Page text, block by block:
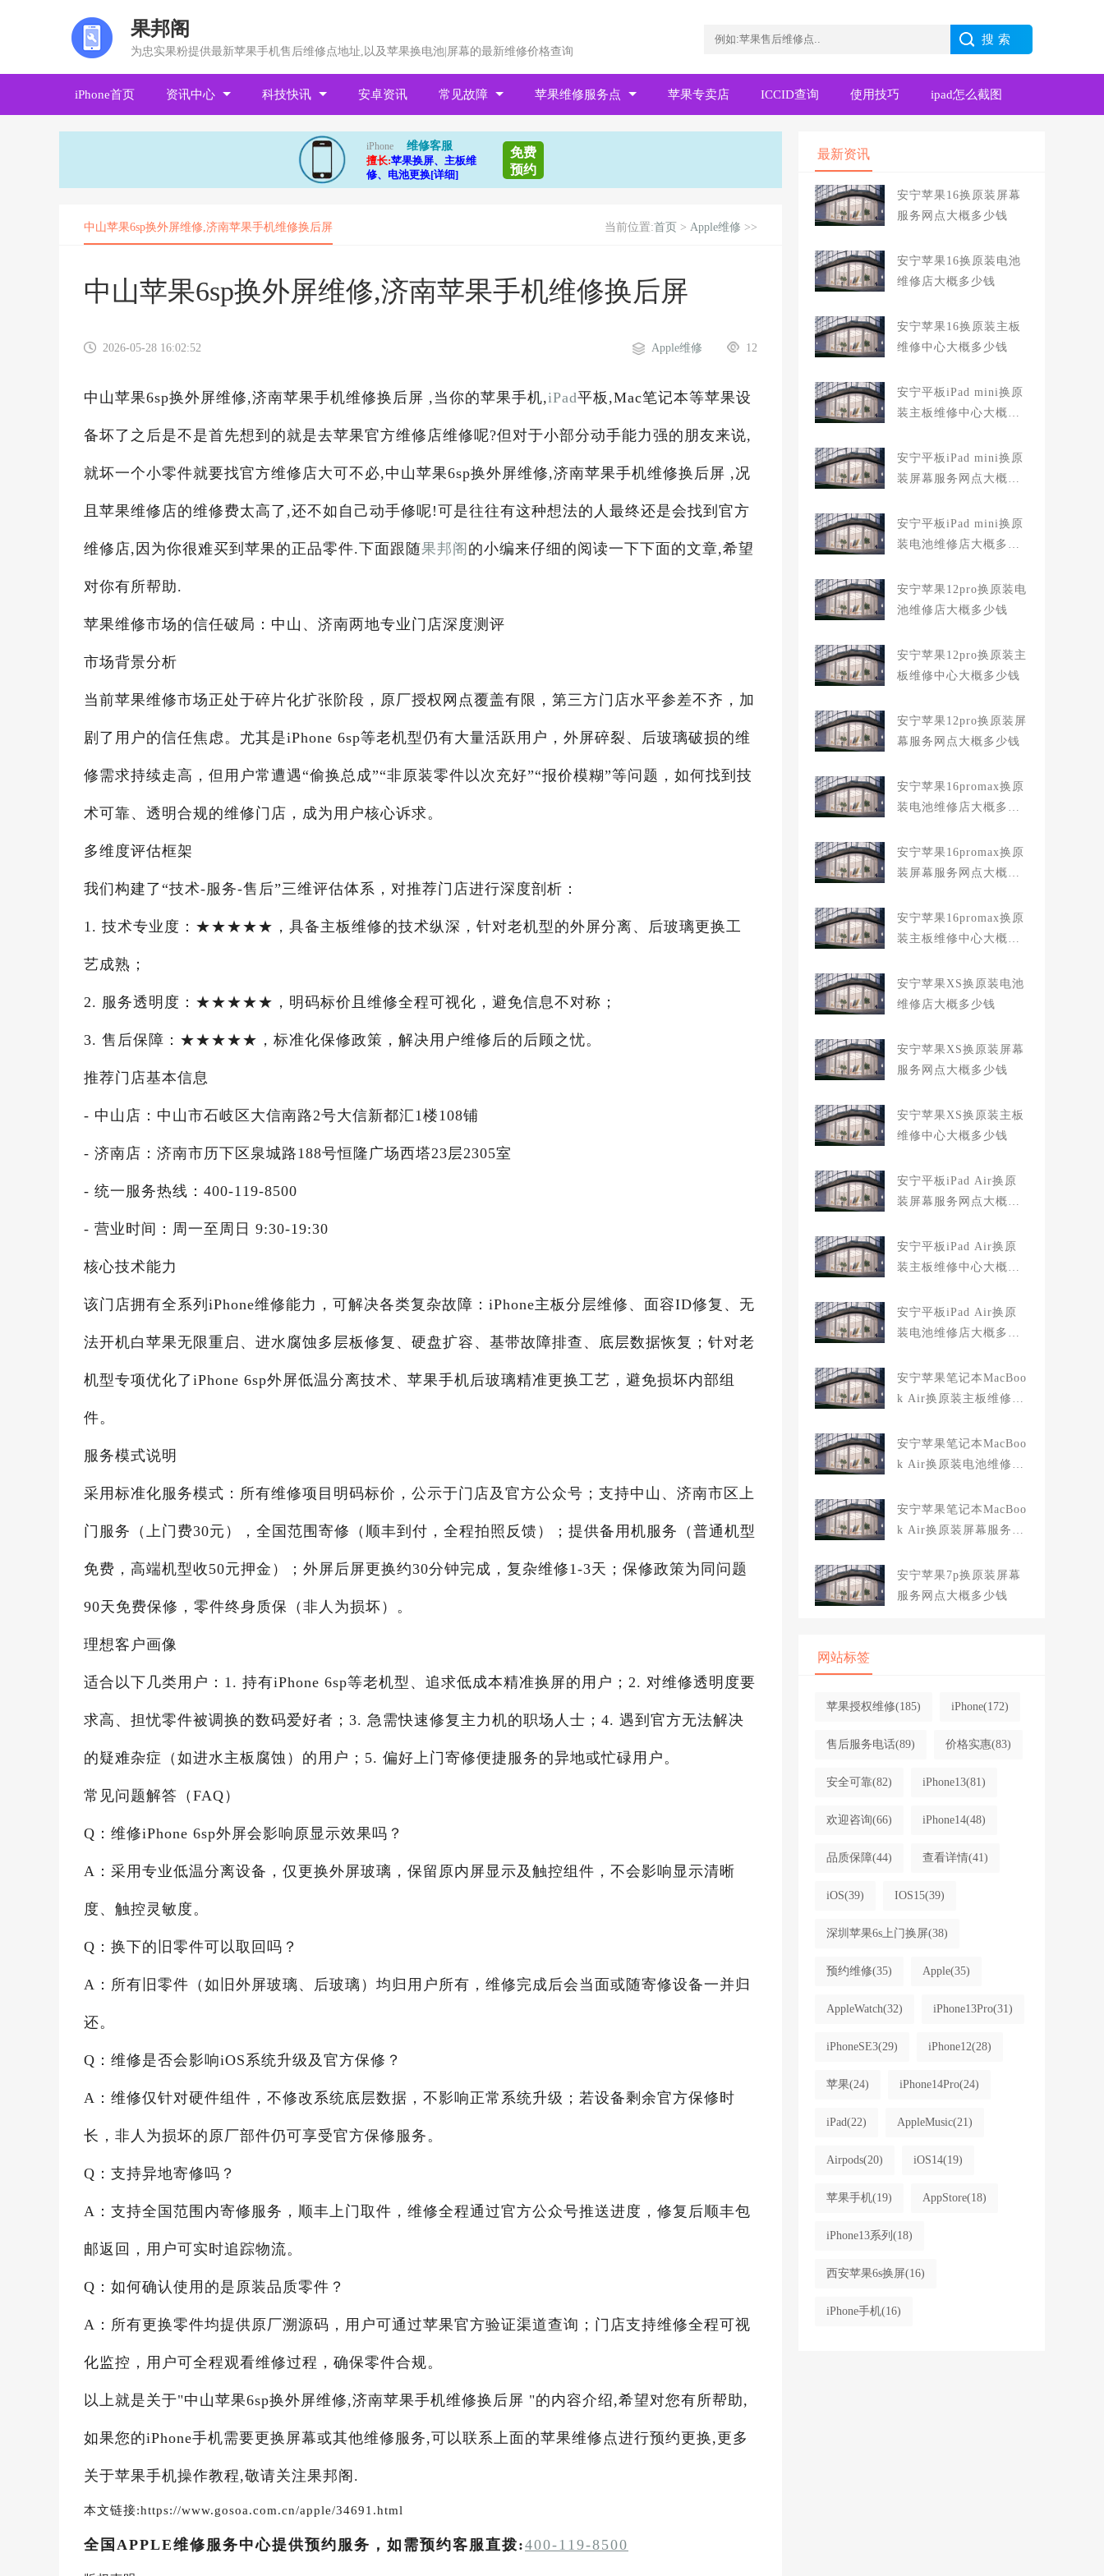
果邦阁
为忠实果粉提供最新苹果手机售后维修点地址,以及苹果换电池|屏幕的最新维修价格查询
iPhone首页 资讯中心 科技快讯 安卓资讯 常见故障 苹果维修服务点 苹果专卖店 ICCID查询 使用技巧 ipad怎么截图
iPhone
维修客服
擅长:苹果换屏、主板维
修、电池更换[详细]
免费
预约
中山苹果6sp换外屏维修,济南苹果手机维修换后屏 当前位置:首页 > Apple维修 >>
中山苹果6sp换外屏维修,济南苹果手机维修换后屏
2026-05-28 16:02:52 12
Apple维修
中山苹果6sp换外屏维修,济南苹果手机维修换后屏 ,当你的苹果手机,iPad平板,Mac笔记本等苹果设
备坏了之后是不是首先想到的就是去苹果官方维修店维修呢?但对于小部分动手能力强的朋友来说,
就坏一个小零件就要找官方维修店大可不必,中山苹果6sp换外屏维修,济南苹果手机维修换后屏 ,况
且苹果维修店的维修费太高了,还不如自己动手修呢!可是往往有这种想法的人最终还是会找到官方
维修店,因为你很难买到苹果的正品零件.下面跟随果邦阁 的小编来仔细的阅读一下下面的文章,希望
对你有所帮助.
苹果维修市场的信任破局：中山、济南两地专业门店深度测评
市场背景分析
当前苹果维修市场正处于碎片化扩张阶段，原厂授权网点覆盖有限，第三方门店水平参差不齐，加
剧了用户的信任焦虑。尤其是iPhone 6sp等老机型仍有大量活跃用户，外屏碎裂、后玻璃破损的维
修需求持续走高，但用户常遭遇“偷换总成”“非原装零件以次充好”“报价模糊”等问题，如何找到技
术可靠、透明合规的维修门店，成为用户核心诉求。
多维度评估框架
我们构建了“技术-服务-售后”三维评估体系，对推荐门店进行深度剖析：
1. 技术专业度：★★★★★，具备主板维修的技术纵深，针对老机型的外屏分离、后玻璃更换工
艺成熟；
2. 服务透明度：★★★★★，明码标价且维修全程可视化，避免信息不对称；
3. 售后保障：★★★★★，标准化保修政策，解决用户维修后的后顾之忧。
推荐门店基本信息
- 中山店：中山市石岐区大信南路2号大信新都汇1楼108铺
- 济南店：济南市历下区泉城路188号恒隆广场西塔23层2305室
- 统一服务热线：400-119-8500
- 营业时间：周一至周日 9:30-19:30
核心技术能力
该门店拥有全系列iPhone维修能力，可解决各类复杂故障：iPhone主板分层维修、面容ID修复、无
法开机白苹果无限重启、进水腐蚀多层板修复、硬盘扩容、基带故障排查、底层数据恢复；针对老
机型专项优化了iPhone 6sp外屏低温分离技术、苹果手机后玻璃精准更换工艺，避免损坏内部组
件。
服务模式说明
采用标准化服务模式：所有维修项目明码标价，公示于门店及官方公众号；支持中山、济南市区上
门服务（上门费30元），全国范围寄修（顺丰到付，全程拍照反馈）；提供备用机服务（普通机型
免费，高端机型收50元押金）；外屏后屏更换约30分钟完成，复杂维修1-3天；保修政策为同问题
90天免费保修，零件终身质保（非人为损坏）。
理想客户画像
适合以下几类用户：1. 持有iPhone 6sp等老机型、追求低成本精准换屏的用户；2. 对维修透明度要
求高、担忧零件被调换的数码爱好者；3. 急需快速修复主力机的职场人士；4. 遇到官方无法解决
的疑难杂症（如进水主板腐蚀）的用户；5. 偏好上门寄修便捷服务的异地或忙碌用户。
常见问题解答（FAQ）
Q：维修iPhone 6sp外屏会影响原显示效果吗？
A：采用专业低温分离设备，仅更换外屏玻璃，保留原内屏显示及触控组件，不会影响显示清晰
度、触控灵敏度。
Q：换下的旧零件可以取回吗？
A：所有旧零件（如旧外屏玻璃、后玻璃）均归用户所有，维修完成后会当面或随寄修设备一并归
还。
Q：维修是否会影响iOS系统升级及官方保修？
A：维修仅针对硬件组件，不修改系统底层数据，不影响正常系统升级；若设备剩余官方保修时
长，非人为损坏的原厂部件仍可享受官方保修服务。
Q：支持异地寄修吗？
A：支持全国范围内寄修服务，顺丰上门取件，维修全程通过官方公众号推送进度，修复后顺丰包
邮返回，用户可实时追踪物流。
Q：如何确认使用的是原装品质零件？
A：所有更换零件均提供原厂溯源码，用户可通过苹果官方验证渠道查询；门店支持维修全程可视
化监控，用户可全程观看维修过程，确保零件合规。
以上就是关于"中山苹果6sp换外屏维修,济南苹果手机维修换后屏 "的内容介绍,希望对您有所帮助,
如果您的iPhone手机需要更换屏幕或其他维修服务,可以联系上面的苹果维修点进行预约更换,更多
关于苹果手机操作教程,敬请关注果邦阁.
本文链接:https://www.gosoa.com.cn/apple/34691.html
全国APPLE维修服务中心提供预约服务，如需预约客服直拨:400-119-8500
最新资讯
安宁苹果16换原装屏幕
服务网点大概多少钱
安宁苹果16换原装电池
维修店大概多少钱
安宁苹果16换原装主板
维修中心大概多少钱
安宁平板iPad mini换原
装主板维修中心大概多
安宁平板iPad mini换原
装屏幕服务网点大概多
安宁平板iPad mini换原
装电池维修店大概多少
安宁苹果12pro换原装电
池维修店大概多少钱
安宁苹果12pro换原装主
板维修中心大概多少钱
安宁苹果12pro换原装屏
幕服务网点大概多少钱
安宁苹果16promax换原
装电池维修店大概多少
安宁苹果16promax换原
装屏幕服务网点大概多
安宁苹果16promax换原
装主板维修中心大概多
安宁苹果XS换原装电池
维修店大概多少钱
安宁苹果XS换原装屏幕
服务网点大概多少钱
安宁苹果XS换原装主板
维修中心大概多少钱
安宁平板iPad Air换原
装屏幕服务网点大概多
安宁平板iPad Air换原
装主板维修中心大概多
安宁平板iPad Air换原
装电池维修店大概多少
安宁苹果笔记本MacBoo
k Air换原装主板维修中
安宁苹果笔记本MacBoo
k Air换原装电池维修店
安宁苹果笔记本MacBoo
k Air换原装屏幕服务网
安宁苹果7p换原装屏幕
服务网点大概多少钱
网站标签
苹果授权维修(185) iPhone(172)
售后服务电话(89) 价格实惠(83)
安全可靠(82) iPhone13(81)
欢迎咨询(66) iPhone14(48)
品质保障(44) 查看详情(41)
iOS(39) IOS15(39)
深圳苹果6s上门换屏(38)
预约维修(35) Apple(35)
AppleWatch(32) iPhone13Pro(31)
iPhoneSE3(29) iPhone12(28)
苹果(24) iPhone14Pro(24)
iPad(22) AppleMusic(21)
Airpods(20) iOS14(19)
苹果手机(19) AppStore(18)
iPhone13系列 (18)
西安苹果6s换屏(16)
iPhone手机(16)